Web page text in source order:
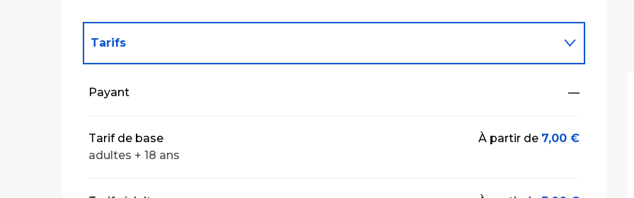
Tarifs
Payant —
Tarif de base
adultes + 18 ans
À partir de 7,00 €